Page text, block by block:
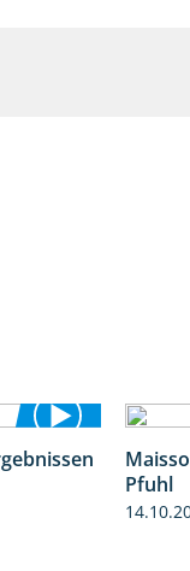
11:01
Pfuhl